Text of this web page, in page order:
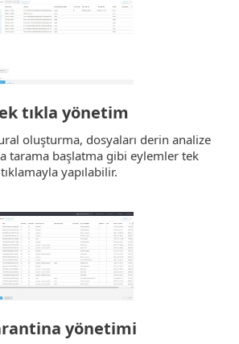
tıkla yönetim
oluşturma, dosyaları derin analize
tarama başlatma gibi eylemler tek
tıklamayla yapılabilir.
yönetimi